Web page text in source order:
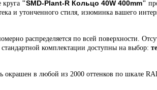
круга "SMD-Plant-R Кольцо 40W 400mm"
и утонченного стиля, изюминка вашего
распределяется по всей поверхности.
комплектации доступны на выбор:
окрашен в любой из 2000 оттенков по шкале